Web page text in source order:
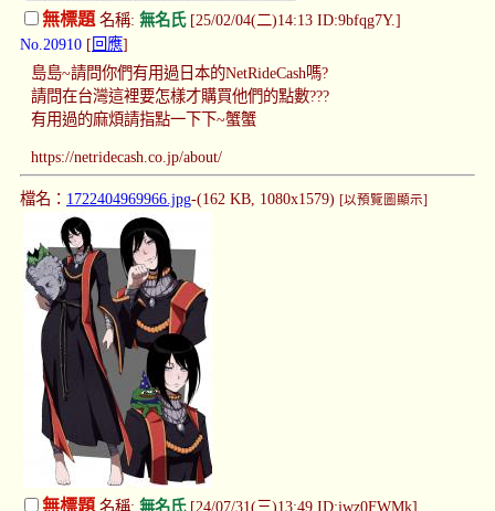
無標題名稱: 無名氏[25/02/04(二)14:13 ID:9bfqg7Y.]
No.20910 [ 回應]
島島~請問你們有用過日本的NetRideCash嗎?
請問在台灣這裡要怎樣才購買他們的點數???
有用過的麻煩請指點一下下~蟹蟹
https://netridecash.co.jp/about/
檔名： 1722404969966.jpg-(162 KB, 1080x1579) [以預覽圖顯示]
無標題名稱: 無名氏[24/07/31(三)13:49 ID:jwz0FWMk]